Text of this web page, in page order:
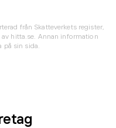
från Skatteverkets register,
hitta.se. Annan information
på sin sida.